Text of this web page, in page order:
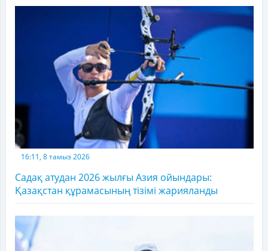
16:11, 8 тамыз 2026
Садақ атудан 2026 жылғы Азия ойындары:
Қазақстан құрамасының тізімі жарияланды